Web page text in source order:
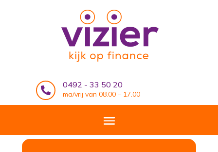

0492 - 33 50 20
ma/vrij van 08.00 – 17.00